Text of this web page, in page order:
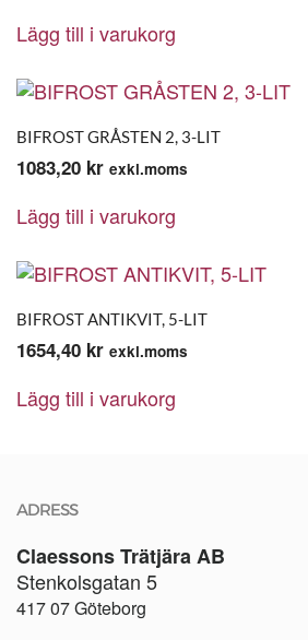
Lägg till i varukorg
BIFROST GRÅSTEN 2, 3-LIT
1083,20 kr exkl.moms
Lägg till i varukorg
BIFROST ANTIKVIT, 5-LIT
1654,40 kr exkl.moms
Lägg till i varukorg
ADRESS
Claessons Trätjära AB
Stenkolsgatan 5
417 07 Göteborg